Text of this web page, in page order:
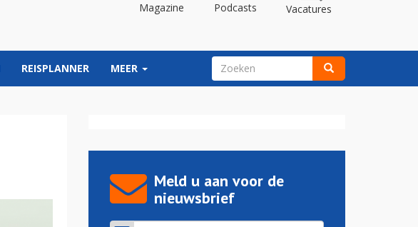
Magazine Podcasts Vacatures
REISPLANNER MEER ZOEKVELD
Meld u aan voor de
nieuwsbrief